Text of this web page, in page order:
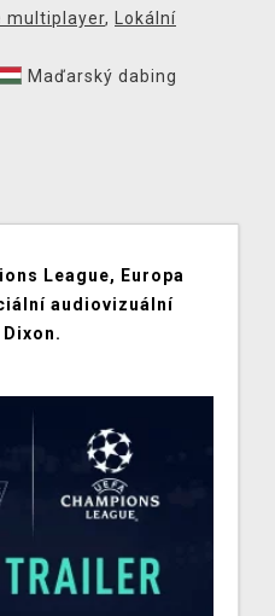
multiplayer,
Lokální
Maďarský dabing
League, Europa
audiovizuální